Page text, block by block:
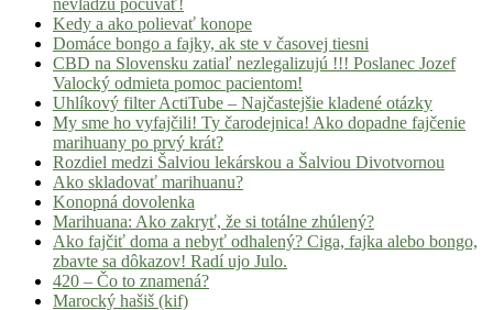
nevládzu počúvať!
Kedy a ako polievať konope
Domáce bongo a fajky, ak ste v časovej tiesni
CBD na Slovensku zatiaľ nezlegalizujú !!! Poslanec Jozef
Valocký odmieta pomoc pacientom!
Uhlíkový filter ActiTube – Najčastejšie kladené otázky
My sme ho vyfajčili! Ty čarodejnica! Ako dopadne fajčenie
marihuany po prvý krát?
Rozdiel medzi Šalviou lekárskou a Šalviou Divotvornou
Ako skladovať marihuanu?
Konopná dovolenka
Marihuana: Ako zakryť, že si totálne zhúlený?
Ako fajčiť doma a nebyť odhalený? Ciga, fajka alebo bongo,
zbavte sa dôkazov! Radí ujo Julo.
420 – Čo to znamená?
Marocký hašiš (kif)